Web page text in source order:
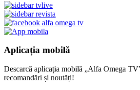
Aplicația mobilă
Descarcă aplicația mobilă „Alfa Omega
recomandări și noutăți!